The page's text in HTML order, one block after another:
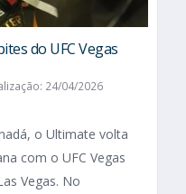
do UFC Vegas
24/04/2026
o Ultimate volta
com o UFC Vegas
Vegas. No